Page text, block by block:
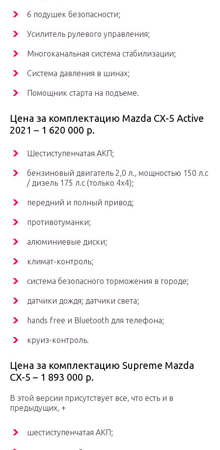
6 подушек безопасности;
Усилитель рулевого управления;
Многоканальная система стабилизации;
Система давления в шинах;
Помощник старта на подъеме.
Цена за комплектацию Mazda CX-5 Active
2021 – 1 620 000 р.
Шестиступенчатая АКП;
бензиновый двигатель 2,0 л., мощностью 150 л.с
/ дизель 175 л.с (только 4х4);
передний и полный привод;
противотуманки;
алюминиевые диски;
климат-контроль;
система безопасного торможения в городе;
датчики дождя; датчики света;
hands free и Bluetooth для телефона;
круиз-контроль.
Цена за комплектацию Supreme Mazda
CX-5 – 1 893 000 р.
В этой версии присутствует все, что есть и в
предыдущих, +
шестиступенчатая АКП;